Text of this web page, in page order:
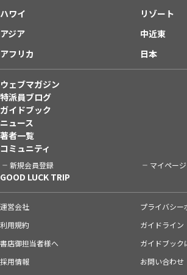
ハワイ
リゾート
アジア
中近東
アフリカ
日本
ウェブマガジン
特派員ブログ
ガイドブック
ニュース
著者一覧
コミュニティ
新規会員登録 マイページ
GOOD LUCK TRIP
運営会社
プライバシー
利用規約
ガイドライン
書店御担当者様へ
ガイドブック
採用情報
お問い合わせ